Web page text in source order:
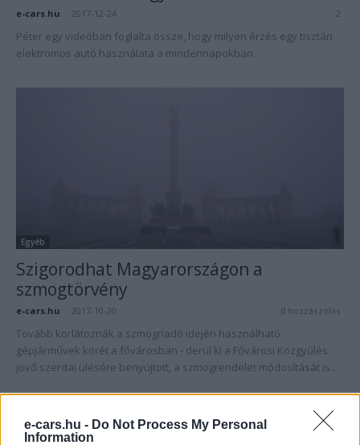
e-cars.hu - Do Not Process My Personal
Information
e-cars.hu 2017-12-24 2
Péter egy videóban foglalta össze, hogy milyen érzés egy tisztán
elektromos autó használata a mindennapokban.
Egyéb
Szigorodhat Magyarországon a
szmogtörvény
e-cars.hu 2017-10-20 0 hozzászólás
Tovább korlátoznák a szmogriadó idején használható
gépjárművek körét a fővárosban - derül ki a Fővárosi Közgyűlés
jövő szerdai ülésére benyújtott, a szmogrendelet módosítását is...